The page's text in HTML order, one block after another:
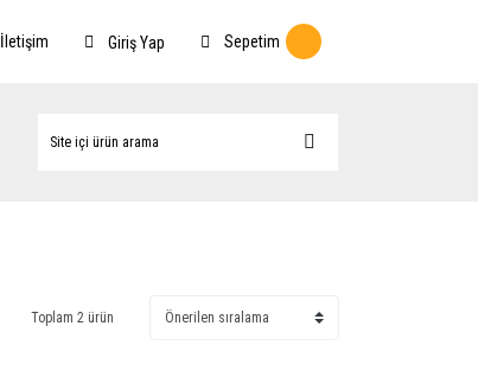
İletişim Giriş Yap Sepetim
Toplam 2 ürün